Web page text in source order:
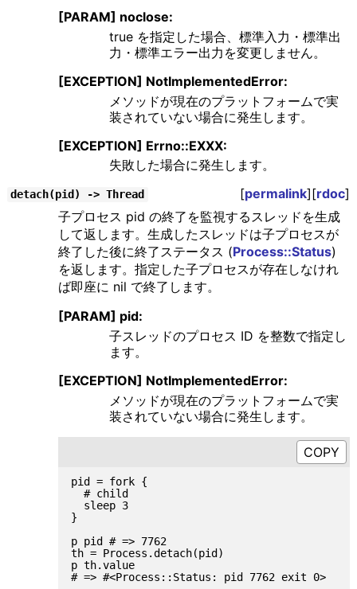
[PARAM] noclose:
true を指定した場合、標準入力・標準出
力・標準エラー出力を変更しません。
[EXCEPTION] NotImplementedError:
メソッドが現在のプラットフォームで実
装されていない場合に発生します。
[EXCEPTION] Errno::EXXX:
失敗した場合に発生します。
detach(pid) -> Thread [permalink][rdoc]
子プロセス pid の終了を監視するスレッドを生成
して返します。生成したスレッドは子プロセスが
終了した後に終了ステータス (Process::Status)
を返します。指定した子プロセスが存在しなけれ
ば即座に nil で終了します。
[PARAM] pid:
子スレッドのプロセス ID を整数で指定し
ます。
[EXCEPTION] NotImplementedError:
メソッドが現在のプラットフォームで実
装されていない場合に発生します。
pid = fork {
  # child
  sleep 3
}
p pid # => 7762
th = Process.detach(pid)
p th.value
# => #<Process::Status: pid 7762 exit 0>